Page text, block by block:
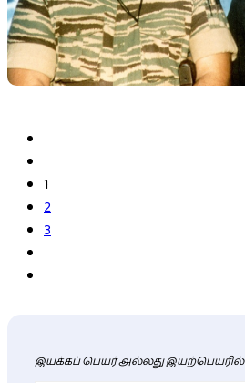
1
2
3
இயக்கப் பெயர் அல்லது இயற்பெயரில்